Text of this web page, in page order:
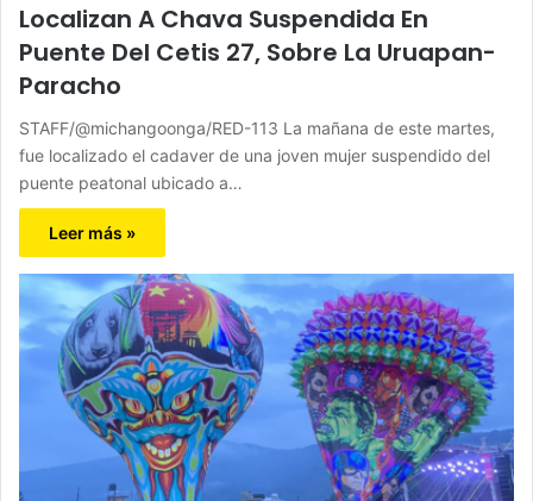
Localizan A Chava Suspendida En
Puente Del Cetis 27, Sobre La Uruapan-
Paracho
STAFF/@michangoonga/RED-113 La mañana de este martes,
fue localizado el cadaver de una joven mujer suspendido del
puente peatonal ubicado a…
Leer más »